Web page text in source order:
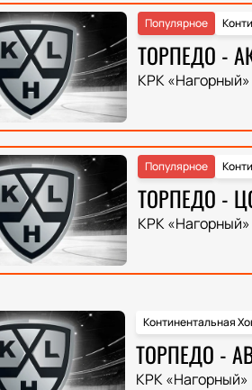
Популярное
ТОРПЕДО -
КРК «Нагорный»
Популярное
ТОРПЕДО -
КРК «Нагорный»
Континентальная
ТОРПЕДО -
КРК «Нагорный»